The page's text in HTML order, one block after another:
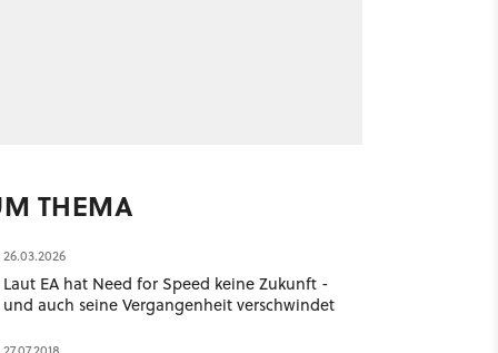
THEMA
26.03.2026
Laut EA hat Need for Speed keine Zukunft -
und auch seine Vergangenheit verschwindet